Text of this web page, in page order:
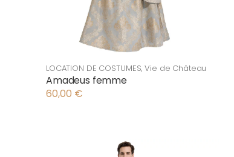
LOCATION DE COSTUMES,Vie de Château
Amadeus femme
60,00 €